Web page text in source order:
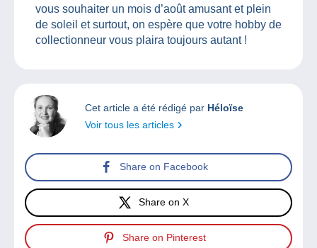
vous souhaiter un mois d’août amusant et plein
de soleil et surtout, on espère que votre hobby de
collectionneur vous plaira toujours autant !
Cet article a été rédigé par Héloïse
Voir tous les articles
Share on Facebook
Share on X
Share on Pinterest